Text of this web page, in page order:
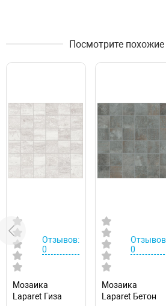
Посмотрите
Отзывов:
0
Мозаика
Laparet Гиза
0
Мозаика
Laparet Бетон